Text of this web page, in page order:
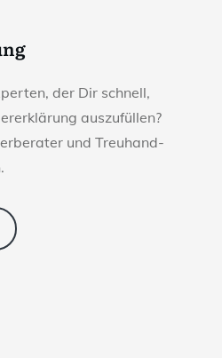
der Dir schnell,
auszufüllen?
und Treuhand-